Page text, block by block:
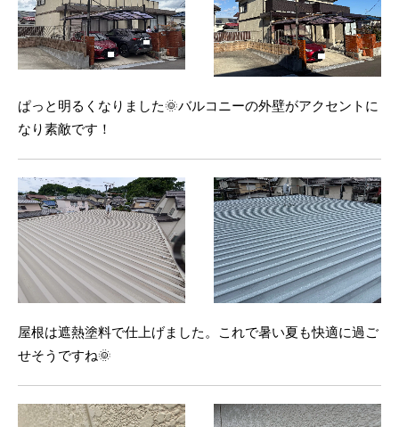
ぱっと明るくなりました🌞バルコニーの外壁がアクセントに
なり素敵です！
屋根は遮熱塗料で仕上げました。これで暑い夏も快適に過ご
せそうですね🌞